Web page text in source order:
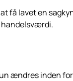
få lavet en
handelsværdi.
ændres inden